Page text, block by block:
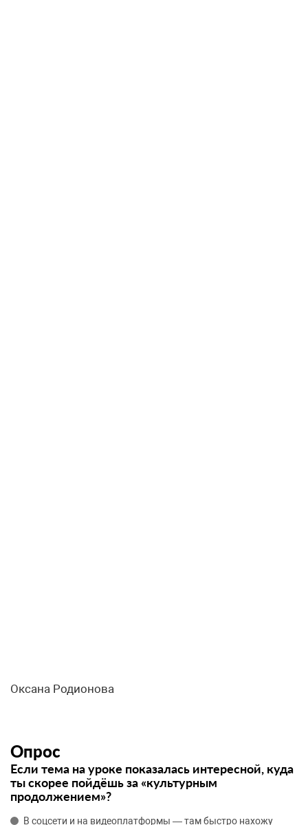
Оксана Родионова
Опрос
Если тема на уроке показалась интересной, куда
ты скорее пойдёшь за «культурным
продолжением»?
В соцсети и на видеоплатформы — там быстро нахожу